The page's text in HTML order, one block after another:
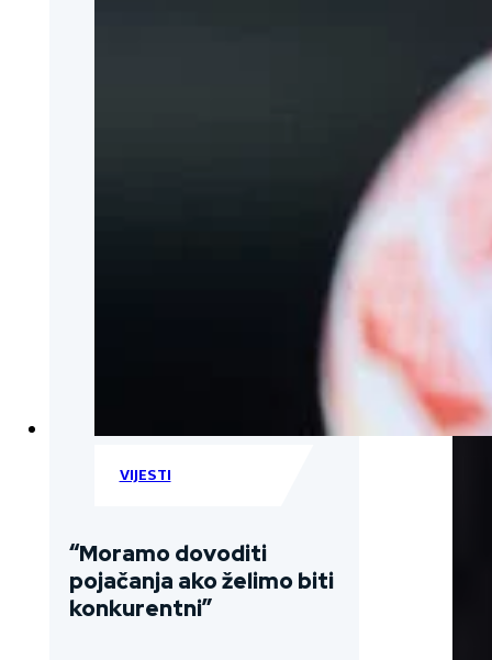
VIJESTI
“Moramo dovoditi
pojačanja ako želimo biti
konkurentni”